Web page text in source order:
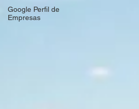
Google Perfil de
Empresas